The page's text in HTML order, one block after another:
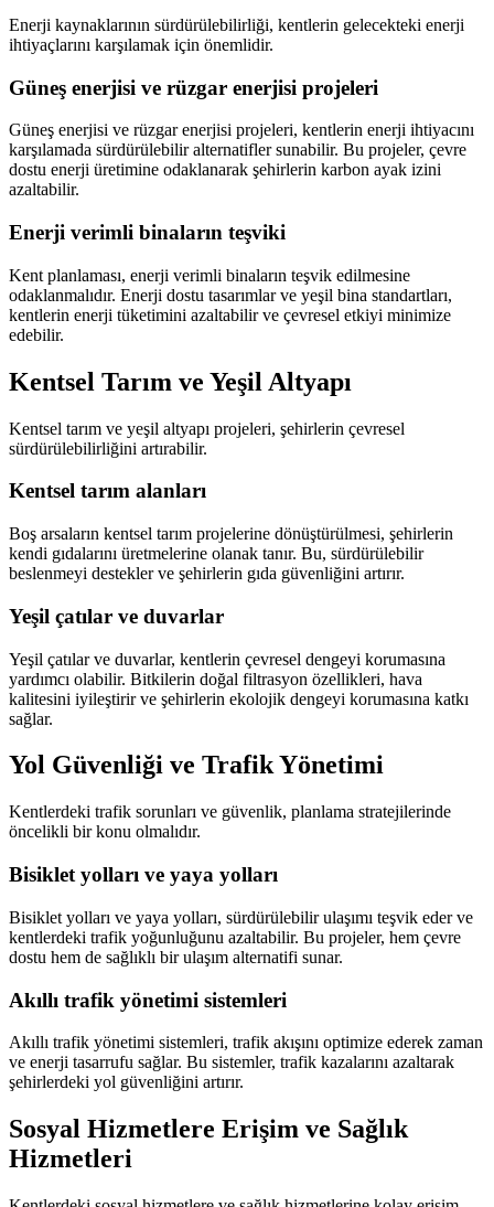
Enerji kaynaklarının sürdürülebilirliği, kentlerin gelecekteki enerji
ihtiyaçlarını karşılamak için önemlidir.
Güneş enerjisi ve rüzgar enerjisi projeleri
Güneş enerjisi ve rüzgar enerjisi projeleri, kentlerin enerji ihtiyacını
karşılamada sürdürülebilir alternatifler sunabilir. Bu projeler, çevre
dostu enerji üretimine odaklanarak şehirlerin karbon ayak izini
azaltabilir.
Enerji verimli binaların teşviki
Kent planlaması, enerji verimli binaların teşvik edilmesine
odaklanmalıdır. Enerji dostu tasarımlar ve yeşil bina standartları,
kentlerin enerji tüketimini azaltabilir ve çevresel etkiyi minimize
edebilir.
Kentsel Tarım ve Yeşil Altyapı
Kentsel tarım ve yeşil altyapı projeleri, şehirlerin çevresel
sürdürülebilirliğini artırabilir.
Kentsel tarım alanları
Boş arsaların kentsel tarım projelerine dönüştürülmesi, şehirlerin
kendi gıdalarını üretmelerine olanak tanır. Bu, sürdürülebilir
beslenmeyi destekler ve şehirlerin gıda güvenliğini artırır.
Yeşil çatılar ve duvarlar
Yeşil çatılar ve duvarlar, kentlerin çevresel dengeyi korumasına
yardımcı olabilir. Bitkilerin doğal filtrasyon özellikleri, hava
kalitesini iyileştirir ve şehirlerin ekolojik dengeyi korumasına katkı
sağlar.
Yol Güvenliği ve Trafik Yönetimi
Kentlerdeki trafik sorunları ve güvenlik, planlama stratejilerinde
öncelikli bir konu olmalıdır.
Bisiklet yolları ve yaya yolları
Bisiklet yolları ve yaya yolları, sürdürülebilir ulaşımı teşvik eder ve
kentlerdeki trafik yoğunluğunu azaltabilir. Bu projeler, hem çevre
dostu hem de sağlıklı bir ulaşım alternatifi sunar.
Akıllı trafik yönetimi sistemleri
Akıllı trafik yönetimi sistemleri, trafik akışını optimize ederek zaman
ve enerji tasarrufu sağlar. Bu sistemler, trafik kazalarını azaltarak
şehirlerdeki yol güvenliğini artırır.
Sosyal Hizmetlere Erişim ve Sağlık
Hizmetleri